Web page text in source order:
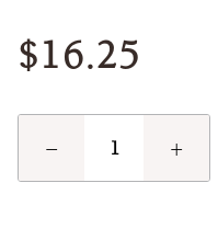
$16.25
− +